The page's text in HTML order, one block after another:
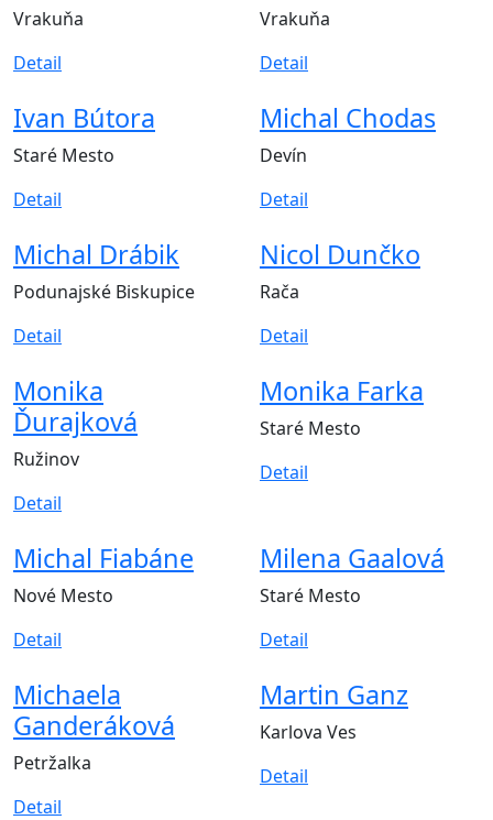
Vrakuňa
Detail
Vrakuňa
Detail
Ivan Bútora
Staré Mesto
Detail
Michal Chodas
Devín
Detail
Michal Drábik
Podunajské Biskupice
Detail
Nicol Dunčko
Rača
Detail
Monika
Ďurajková
Ružinov
Detail
Monika Farka
Staré Mesto
Detail
Michal Fiabáne
Nové Mesto
Detail
Milena Gaalová
Staré Mesto
Detail
Michaela
Ganderáková
Petržalka
Detail
Martin Ganz
Karlova Ves
Detail